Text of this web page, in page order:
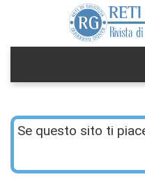
Se questo sito ti